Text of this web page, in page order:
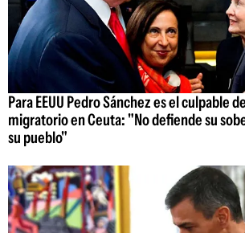
Para EEUU Pedro Sánchez es el culpable
migratorio en Ceuta: "No defiende su
su pueblo"